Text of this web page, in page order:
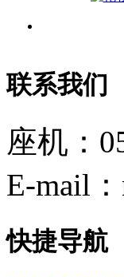
联系我们
座机：
E-mail
快捷导航